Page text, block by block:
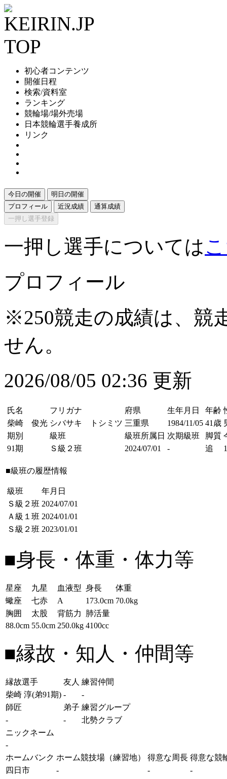
初心者コンテンツ
開催日程
検索/資料室
ランキング
競輪場/場外売場
日本競輪選手養成所
リンク
今日の開催
明日の開催
プロフィール
近況成績
通算成績
一押し選手登録
一押し選手については
プロフィール
※250競走の成績は、競
せん。
2026/08/05 02:36 更新
氏名 フリガナ 府県 生年月日 年齢
柴崎 俊光 シバサキ トシミツ 三重県 1984/11/05 41歳
期別
級班 級班所属日 次期級班 脚質
91期
Ｓ級２班 2024/07/01 - 追
■級班の履歴情報
級班
年月日
Ｓ級２班 2024/07/01
Ａ級１班 2024/01/01
Ｓ級２班 2023/01/01
■身長・体重・体力等
星座 九星 血液型 身長
体重
蠍座
七赤 A 173.0cm 70.0kg
胸囲
太股 背筋力
肺活量
88.0cm 55.0cm 250.0kg 4100cc
■縁故・知人・仲間等
縁故選手 友人 練習仲間
柴崎 淳(弟91期) -
-
師匠
弟子 練習グループ
-
-
北勢クラブ
ニックネーム
-
ホームバンク ホーム競技場（練習地） 得意な周長 得意な競
四日市
- -
-